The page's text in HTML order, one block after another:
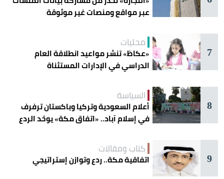
عبر مواقع ومنصات غير موثوقة
7
محليات
«عكاظ» تنشر مواعيد انطلاقة العام
الدراسي في الإدارات المستثناة
8
السياسة
أعلام السعودية وتركيا وباكستان ترفرف
في إسلام آباد.. «اتفاق مكة» يوحّد الردع
9
كتاب ومقالات
اتفاقية مكة.. ردع وتوازن إستراتيجي